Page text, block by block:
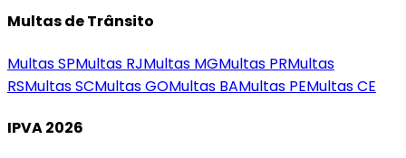
Multas de Trânsito
MultasSPMultas RJMultas MGMultas PRMultas
RSMultasSCMultasGOMultas BAMultas PEMultasCE
IPVA 2026